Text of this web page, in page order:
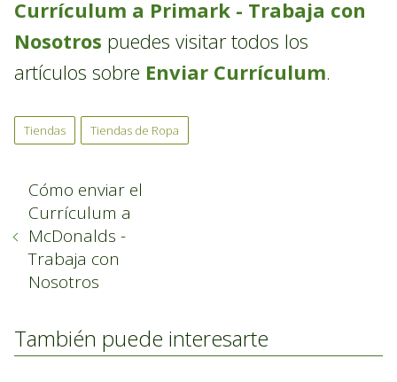
Currículum a Primark - Trabaja con
Nosotros puedes visitar todos los
artículos sobre Enviar Currículum.
Tiendas Tiendas de Ropa
Cómo enviar el
Currículum a
McDonalds -
Trabaja con
Nosotros
También puede interesarte